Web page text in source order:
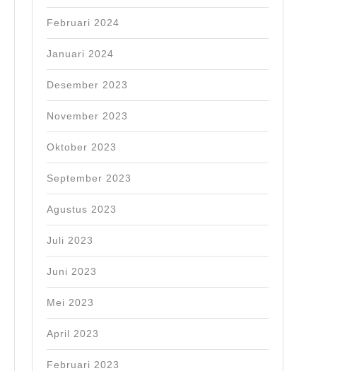
Februari 2024
Januari 2024
Desember 2023
November 2023
Oktober 2023
September 2023
Agustus 2023
Juli 2023
Juni 2023
Mei 2023
April 2023
Februari 2023